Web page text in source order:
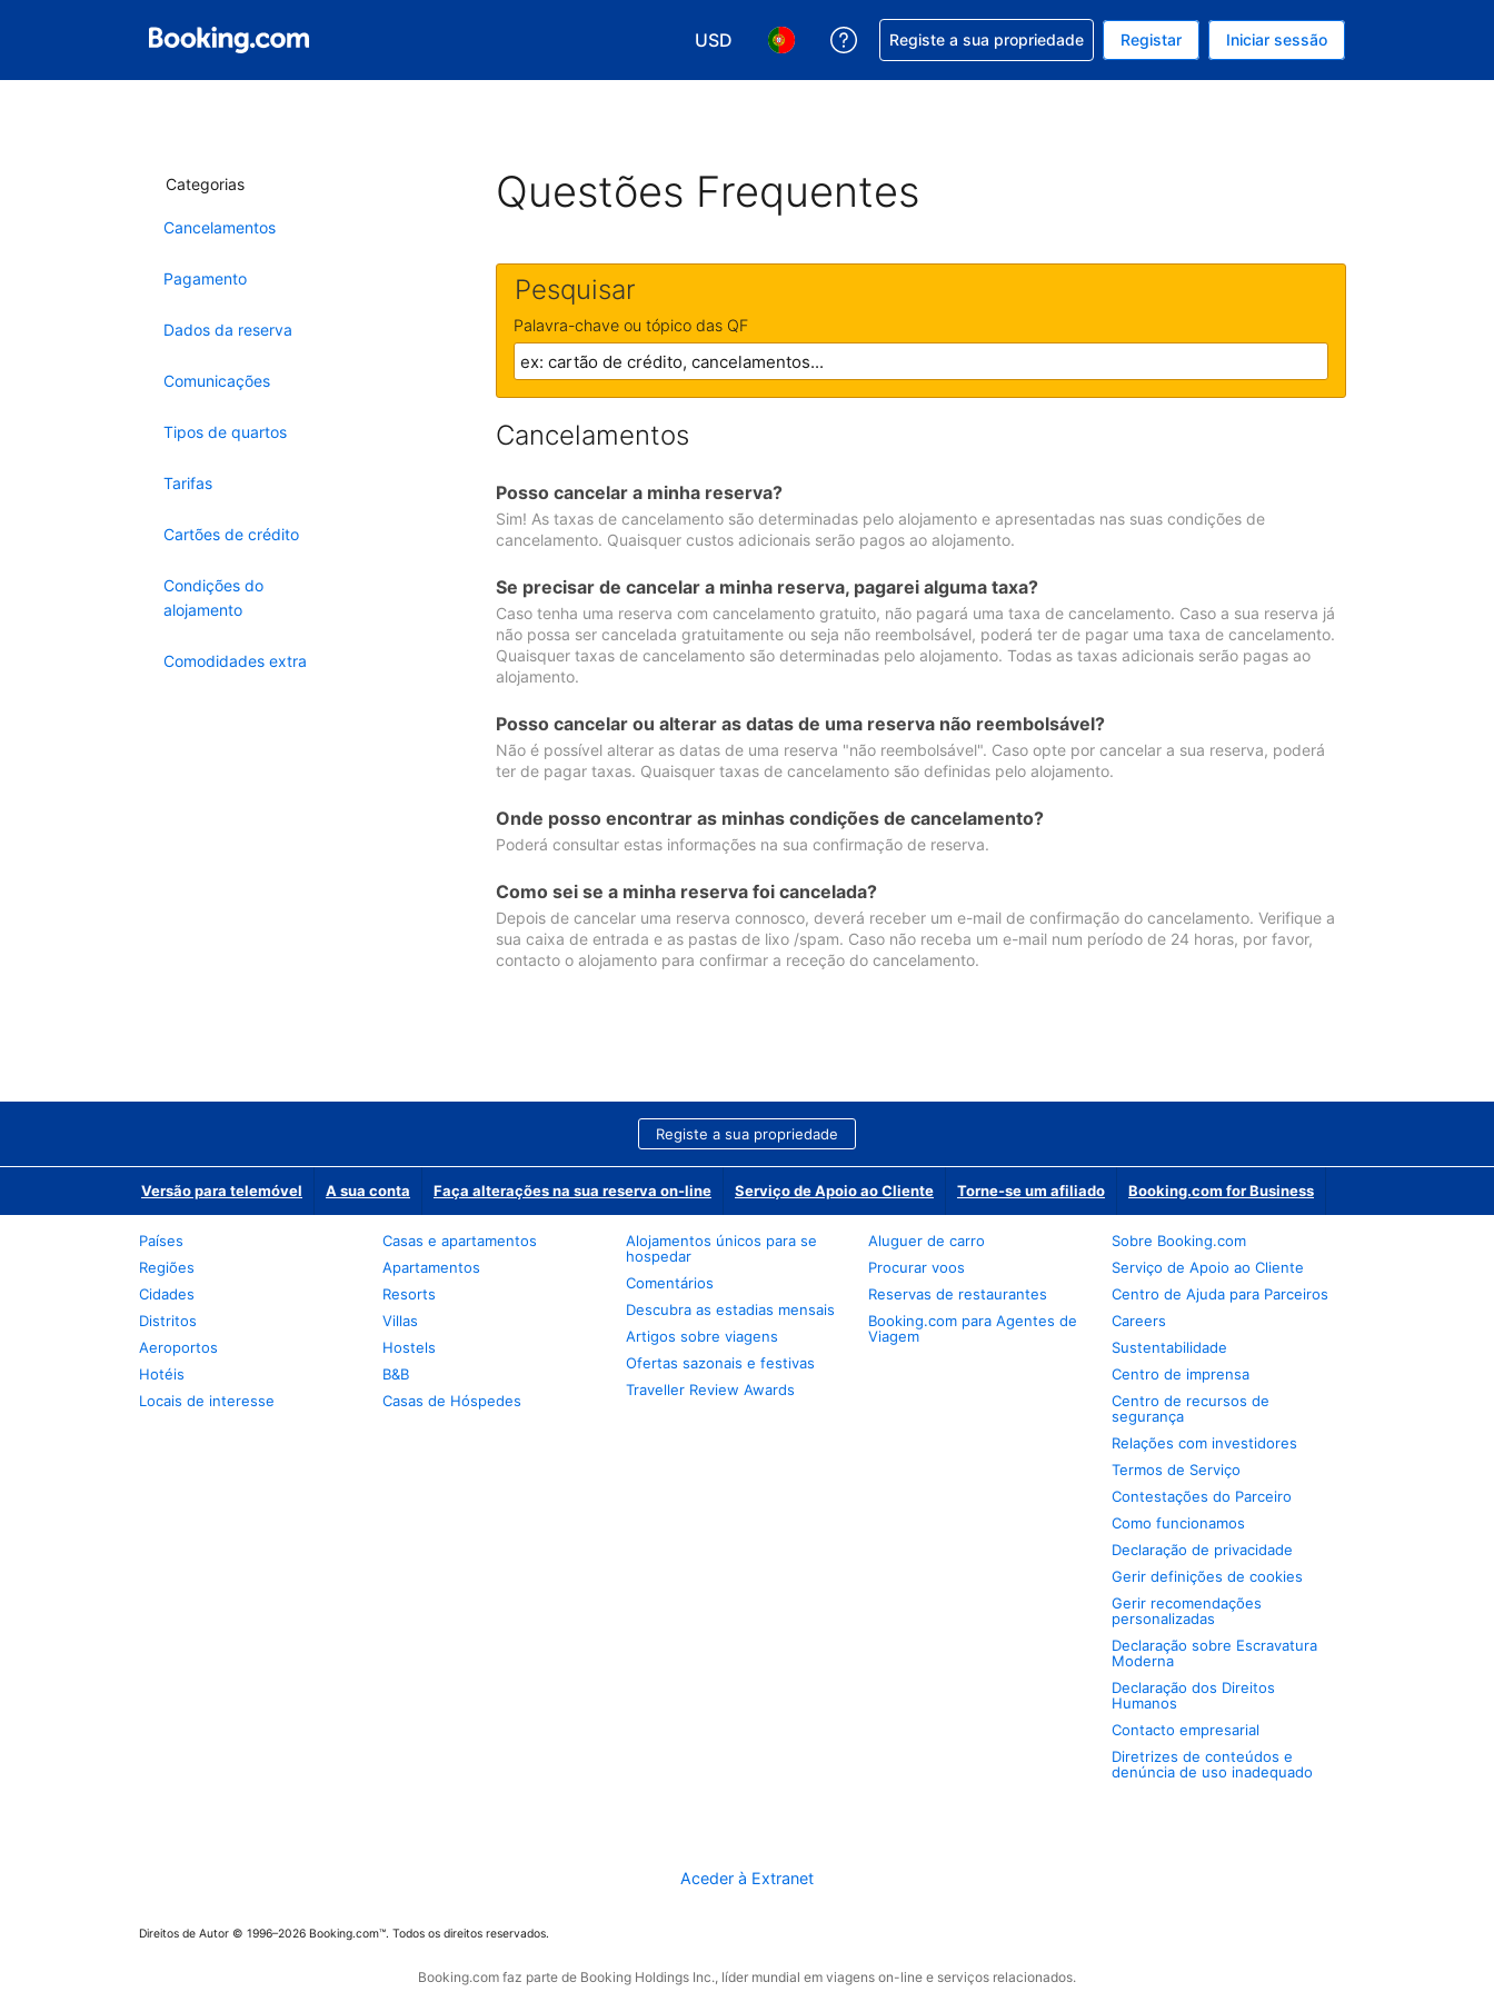
USD
Escolha a sua moeda. A sua moeda atual é Dólar dos EUA
Escolha o seu idioma. O seu idioma atual é Português
Obtenha ajuda com a sua reserva
Registe a sua propriedade Registar Iniciar sessão
Categorias
Cancelamentos
Pagamento
Dados da reserva
Comunicações
Tipos de quartos
Tarifas
Cartões de crédito
Condições do
alojamento
Comodidades extra
Questões Frequentes
Pesquisar
Palavra-chave ou tópico das QF
Cancelamentos
Posso cancelar a minha reserva?
Sim! As taxas de cancelamento são determinadas pelo alojamento e apresentadas nas suas condições de
cancelamento. Quaisquer custos adicionais serão pagos ao alojamento.
Se precisar de cancelar a minha reserva, pagarei alguma taxa?
Caso tenha uma reserva com cancelamento gratuito, não pagará uma taxa de cancelamento. Caso a sua reserva já
não possa ser cancelada gratuitamente ou seja não reembolsável, poderá ter de pagar uma taxa de cancelamento.
Quaisquer taxas de cancelamento são determinadas pelo alojamento. Todas as taxas adicionais serão pagas ao
alojamento.
Posso cancelar ou alterar as datas de uma reserva não reembolsável?
Não é possível alterar as datas de uma reserva "não reembolsável". Caso opte por cancelar a sua reserva, poderá
ter de pagar taxas. Quaisquer taxas de cancelamento são definidas pelo alojamento.
Onde posso encontrar as minhas condições de cancelamento?
Poderá consultar estas informações na sua confirmação de reserva.
Como sei se a minha reserva foi cancelada?
Depois de cancelar uma reserva connosco, deverá receber um e-mail de confirmação do cancelamento. Verifique a
sua caixa de entrada e as pastas de lixo /spam. Caso não receba um e-mail num período de 24 horas, por favor,
contacto o alojamento para confirmar a receção do cancelamento.
Registe a sua propriedade
Versão para telemóvel A sua conta Faça alterações na sua reserva on-line Serviço de Apoio ao Cliente Torne-se um afiliado Booking.com for Business
Países
Regiões
Cidades
Distritos
Aeroportos
Hotéis
Locais de interesse
Casas e apartamentos
Apartamentos
Resorts
Villas
Hostels
B&B
Casas de Hóspedes
Alojamentos únicos para se
hospedar
Comentários
Descubra as estadias mensais
Artigos sobre viagens
Ofertas sazonais e festivas
Traveller Review Awards
Aluguer de carro
Procurar voos
Reservas de restaurantes
Booking.com para Agentes de
Viagem
Sobre Booking.com
Serviço de Apoio ao Cliente
Centro de Ajuda para Parceiros
Careers
Sustentabilidade
Centro de imprensa
Centro de recursos de
segurança
Relações com investidores
Termos de Serviço
Contestações do Parceiro
Como funcionamos
Declaração de privacidade
Gerir definições de cookies
Gerir recomendações
personalizadas
Declaração sobre Escravatura
Moderna
Declaração dos Direitos
Humanos
Contacto empresarial
Diretrizes de conteúdos e
denúncia de uso inadequado
Aceder à Extranet
Direitos de Autor © 1996–2026 Booking.com™. Todos os direitos reservados.
Booking.com faz parte de Booking Holdings Inc., líder mundial em viagens on-line e serviços relacionados.